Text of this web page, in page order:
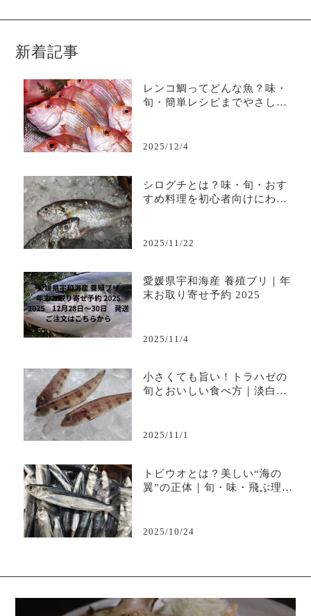
新着記事
レンコ鯛ってどんな魚？味・
旬・簡単レシピまでやさしく
2025/12/4
シログチとは？味・旬・おす
すめ料理を初心者向けにわか
2025/11/22
愛媛県宇和海産 養殖ブリ｜年
末お取り寄せ予約 2025
2025/11/4
小さくても旨い！トラハゼの
旬とおいしい食べ方｜淡白で
2025/11/1
トビウオとは？美しい“海の
翼”の正体｜旬・味・飛ぶ理由
2025/10/24